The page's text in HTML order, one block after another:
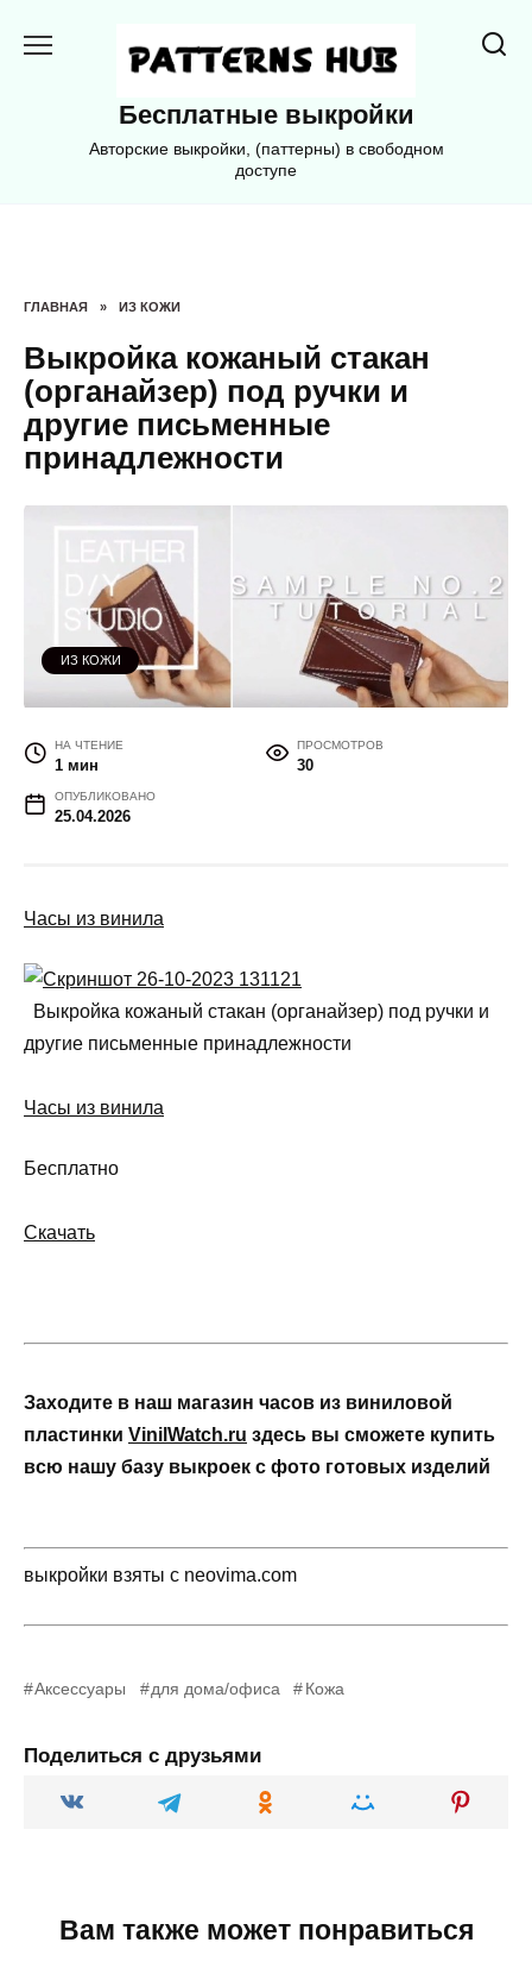
Бесплатные выкройки
Авторские выкройки, (паттерны) в свободном
доступе
ГЛАВНАЯ » ИЗ КОЖИ
Выкройка кожаный стакан
(органайзер) под ручки и
другие письменные
принадлежности
ИЗ КОЖИ
НА ЧТЕНИЕ
1 мин
ПРОСМОТРОВ
30
ОПУБЛИКОВАНО
25.04.2026
Часы из винила
Выкройка кожаный стакан (органайзер) под ручки и
другие письменные принадлежности
Часы из винила
Бесплатно
Скачать
Заходите в наш магазин часов из виниловой
пластинки VinilWatch.ru здесь вы сможете купить
всю нашу базу выкроек с фото готовых изделий
выкройки взяты с neovima.com
Аксессуары для дома/офиса Кожа
Поделиться с друзьями
Вам также может понравиться